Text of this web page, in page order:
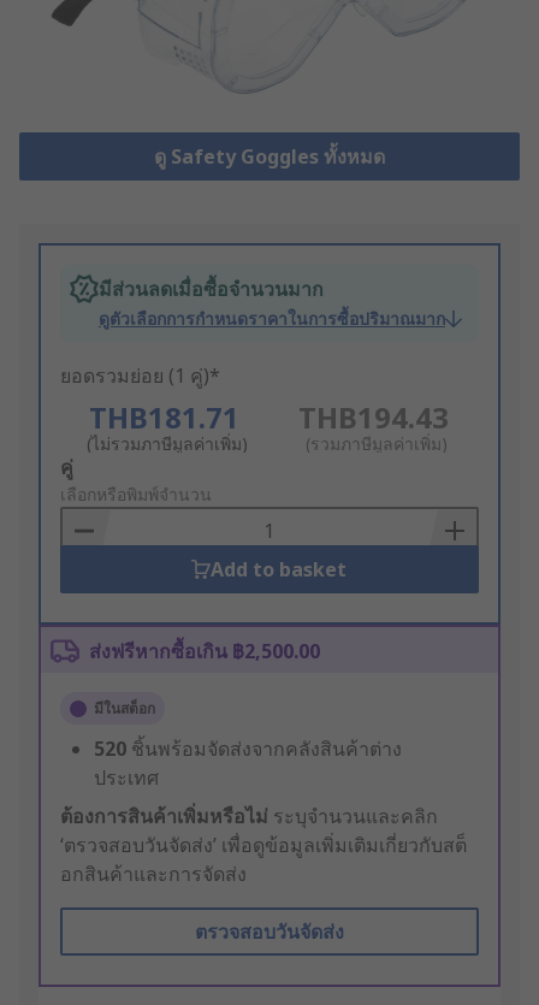
ดู Safety Goggles ทั้งหมด
มีส่วนลดเมื่อซื้อจำนวนมาก
ดูตัวเลือกการกำหนดราคาในการซื้อปริมาณมาก
ยอดรวมย่อย (1 คู่)*
THB181.71
(ไม่รวมภาษีมูลค่าเพิ่ม)
THB194.43
(รวมภาษีมูลค่าเพิ่ม)
Add
to
Basket
คู่
เลือกหรือพิมพ์จำนวน
Add to basket
ส่งฟรีหากซื้อเกิน ฿2,500.00
มีในสต็อก
520 ชิ้นพร้อมจัดส่งจากคลังสินค้าต่าง
ประเทศ
ต้องการสินค้าเพิ่มหรือไม่ ระบุจำนวนและคลิก
‘ตรวจสอบวันจัดส่ง’ เพื่อดูข้อมูลเพิ่มเติมเกี่ยวกับสต็
อกสินค้าและการจัดส่ง
ตรวจสอบวันจัดส่ง